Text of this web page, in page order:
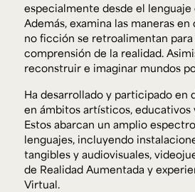
especialmente desde el lenguaje
Además, examina las maneras
no ficción se retroalimentan
comprensión de la realidad.
reconstruir e imaginar mundos
Ha desarrollado y participado en
en ámbitos artísticos, educativos
Estos abarcan un amplio
lenguajes, incluyendo
tangibles y audiovisuales,
de Realidad Aumentada y
Virtual.